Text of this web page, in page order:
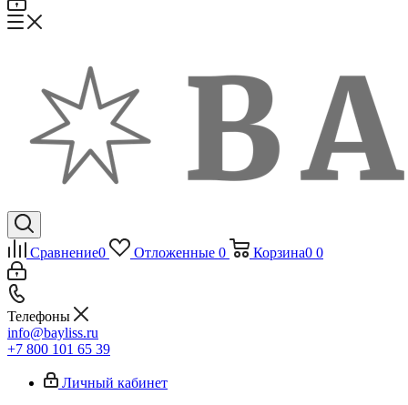
Сравнение0 Отложенные 0 Корзина0 0
Телефоны
info@bayliss.ru
+7 800 101 65 39
Личный кабинет